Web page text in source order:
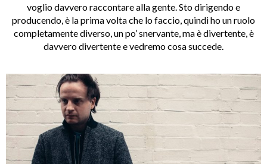
voglio davvero raccontare alla gente. Sto dirigendo e
producendo, è la prima volta che lo faccio, quindi ho un ruolo
completamente diverso, un po’ snervante, ma è divertente, è
davvero divertente e vedremo cosa succede.